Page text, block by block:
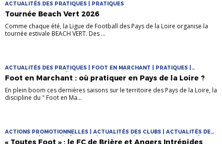
ACTUALITÉS DES PRATIQUES | PRATIQUES
Tournée Beach Vert 2026
Comme chaque été, la Ligue de Football des Pays de la Loire organise la
tournée estivale BEACH VERT. Des ...
ACTUALITÉS DES PRATIQUES | FOOT EN MARCHANT | PRATIQUES |
PRATIQUES DIVERSIFIÉES
Foot en Marchant : où pratiquer en Pays de la Loire ?
En plein boom ces dernières saisons sur le territoire des Pays de la Loire, la
discipline du " Foot en Ma...
ACTIONS PROMOTIONNELLES | ACTUALITÉS DES CLUBS | ACTUALITÉS DES
PRATIQUES | CLUBS | FÉMININES | PRATIQUES | PRATIQUES DIVERSIFIÉES
« Toutes Foot » : le FC de Brière et Angers Intrépides